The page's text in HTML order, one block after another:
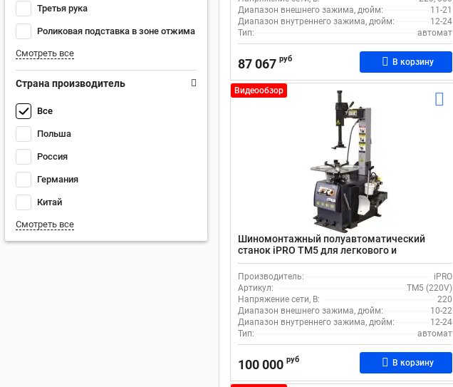
Третья рука
Роликовая подставка в зоне отжима
Смотреть все
Страна производитель
Все
Польша
Россия
Германия
Китай
Смотреть все
Диапазон внешнего зажима, дюйм:
11-21
Диапазон внутреннего зажима, дюйм:
12-24
Тип:
автомат
87 067 руб В корзину
Видеообзор
Шиномонтажный полуавтоматический
станок iPRO TM5 для легкового и
коммерческого транспорта
Производитель:
iPRO
Артикул:
TM5 (220V)
Напряжение сети, В:
220
Диапазон внешнего зажима, дюйм:
10-22
Диапазон внутреннего зажима, дюйм:
12-24
Тип:
автомат
100 000 руб В корзину